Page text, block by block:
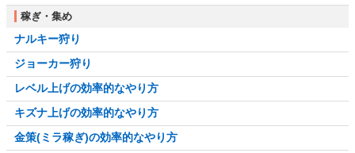
稼ぎ・集め
ナルキー狩り
ジョーカー狩り
レベル上げの効率的なやり方
キズナ上げの効率的なやり方
金策(ミラ稼ぎ)の効率的なやり方